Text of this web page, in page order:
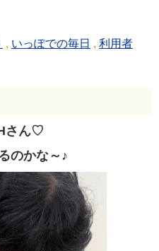
, いっぽでの毎日 , 利用者
さん♡
のかな～♪